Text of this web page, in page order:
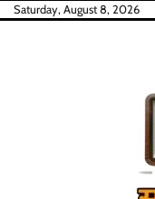
SkipSaturday, August 8, 2026